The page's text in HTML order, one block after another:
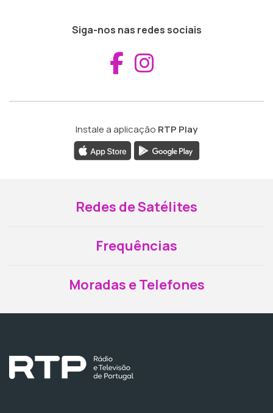
Siga-nos nas redes sociais
Aceder ao
Instale a aplicação RTP Play
Redes de Satélites
Frequências
Moradas e Telefones